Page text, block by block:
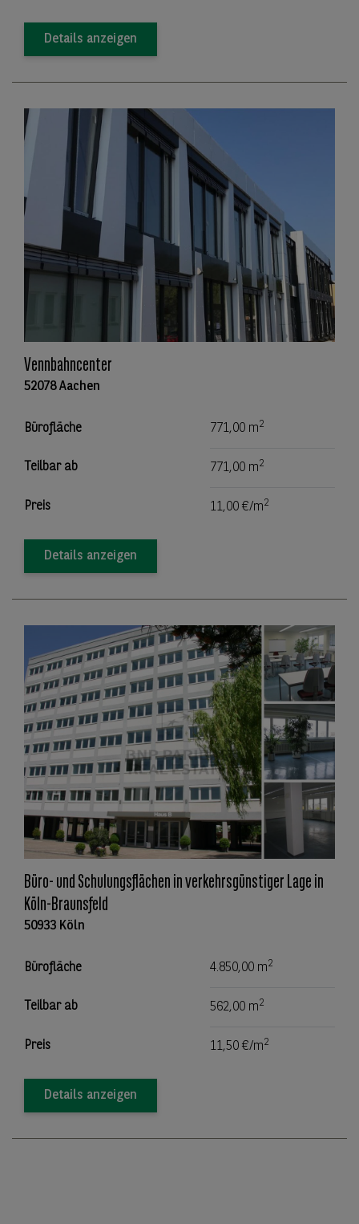
Details anzeigen
Vennbahncenter
52078 Aachen
Bürofläche 771,00 m2
Teilbar ab 771,00 m2
Preis 11,00 €/m2
Details anzeigen
Büro- und Schulungsflächen in verkehrsgünstiger Lage in
Köln-Braunsfeld
50933 Köln
Bürofläche 4.850,00 m2
Teilbar ab 562,00 m2
Preis 11,50 €/m2
Details anzeigen